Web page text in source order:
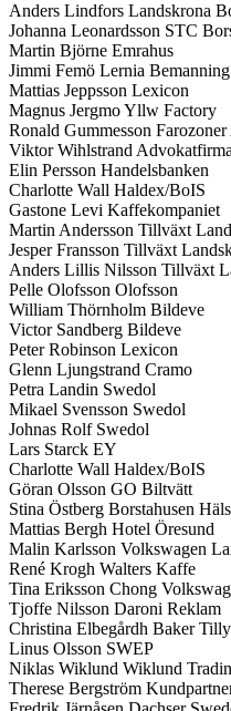
Anders Lindfors Landskrona
Johanna Leonardsson STC
Martin Björne Emrahus
Jimmi Femö Lernia Bemanning
Mattias Jeppsson Lexicon
Magnus Jergmo Yllw Factory
Ronald Gummesson
Viktor Wihlstrand
Elin Persson Handelsbanken
Charlotte Wall Haldex/BoIS
Gastone Levi Kaffekompaniet
Martin Andersson Tillväxt
Jesper Fransson Tillväxt
Anders Lillis Nilsson Tillväxt
Pelle Olofsson Olofsson
William Thörnholm Bildeve
Victor Sandberg Bildeve
Peter Robinson Lexicon
Glenn Ljungstrand Cramo
Petra Landin Swedol
Mikael Svensson Swedol
Johnas Rolf Swedol
Lars Starck EY
Charlotte Wall Haldex/BoIS
Göran Olsson GO Biltvätt
Stina Östberg Borstahusen
Mattias Bergh Hotel Öresund
Malin Karlsson Volkswagen
René Krogh Walters Kaffe
Tina Eriksson Chong
Tjoffe Nilsson Daroni Reklam
Christina Elbegårdh Baker
Linus Olsson SWEP
Niklas Wiklund Wiklund
Therese Bergström